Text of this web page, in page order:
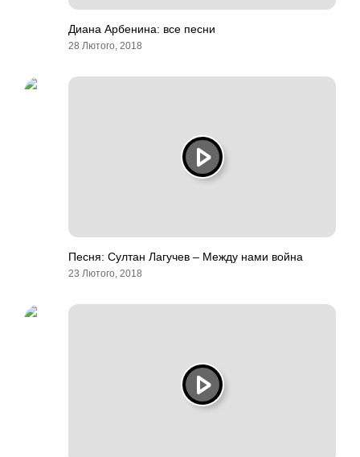
Диана Арбенина: все песни
28 Лютого, 2018
Песня: Султан Лагучев – Между нами война
23 Лютого, 2018